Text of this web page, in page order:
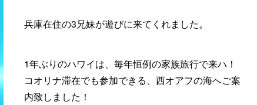
兵庫在住の3兄妹が遊びに来てくれました。
1年ぶりのハワイは、毎年恒例の家族旅行で来ハ！
コオリナ滞在でも参加できる、西オアフの海へご案
内致しました！